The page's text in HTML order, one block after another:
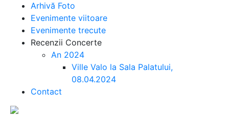
Arhivă Foto
Evenimente viitoare
Evenimente trecute
Recenzii Concerte
An 2024
Ville Valo la Sala Palatului,
08.04.2024
Contact